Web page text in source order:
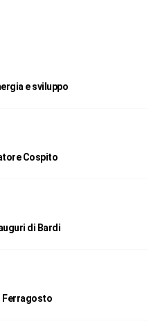
e sviluppo
Cospito
di Bardi
Ferragosto